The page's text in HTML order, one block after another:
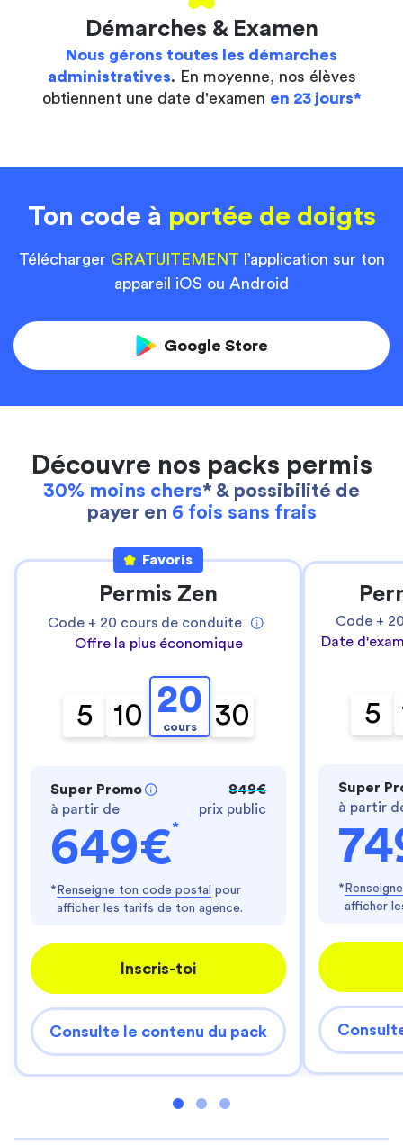
Démarches & Examen
Nous gérons toutes les démarches
administratives. En moyenne, nos élèves
obtiennent une date d'examen en 23 jours*
Ton code à portée de doigts
Télécharger GRATUITEMENT l’application sur ton
appareil iOS ou Android
Google Store
Découvre nos packs permis
30% moins chers* & possibilité de
payer en 6 fois sans frais
Favoris
Permis Zen
Code + 20 cours de conduite
Offre la plus économique
5 10 20
cours 30
Super Promo
à partir de
649€*
849€
prix public
* Renseigne ton code postal pour
afficher les tarifs de ton agence.
Inscris-toi
Consulte le contenu du pack
Code +
Date
5
Super
à partir
*
afficher